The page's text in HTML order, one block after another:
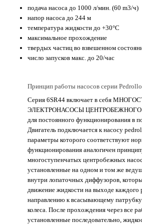
подача насоса до 1000 л/мин. (60 m3/ч)
напор насоса до 244 м
температура жидкости до +30°C
максимальное прохождение
твердых частиц во взвешенном
число запусков макс. до 20/час
Принцип работы насосов серии
Серия 6SR44 включает в себя
ЭЛЕКТРОНАСОСЫ ЦЕНТРОБЕЖНОГО
для постоянного функционирования в
Двигатель подключается к насосу
параметры которого соответствуют
функционирования аналогичен
многоступенчатых центробежных
установленные на одном и том же
внутри лопаточных диффузоров,
движение жидкости на выходе каждого
направлению к всасывающему
колеса. После прохождения через все
установленные последовательно,